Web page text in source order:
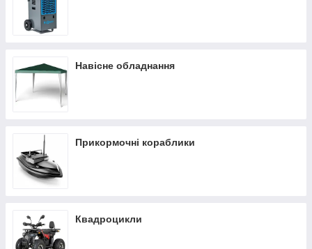
Навісне обладнання
Прикормочні кораблики
Квадроцикли